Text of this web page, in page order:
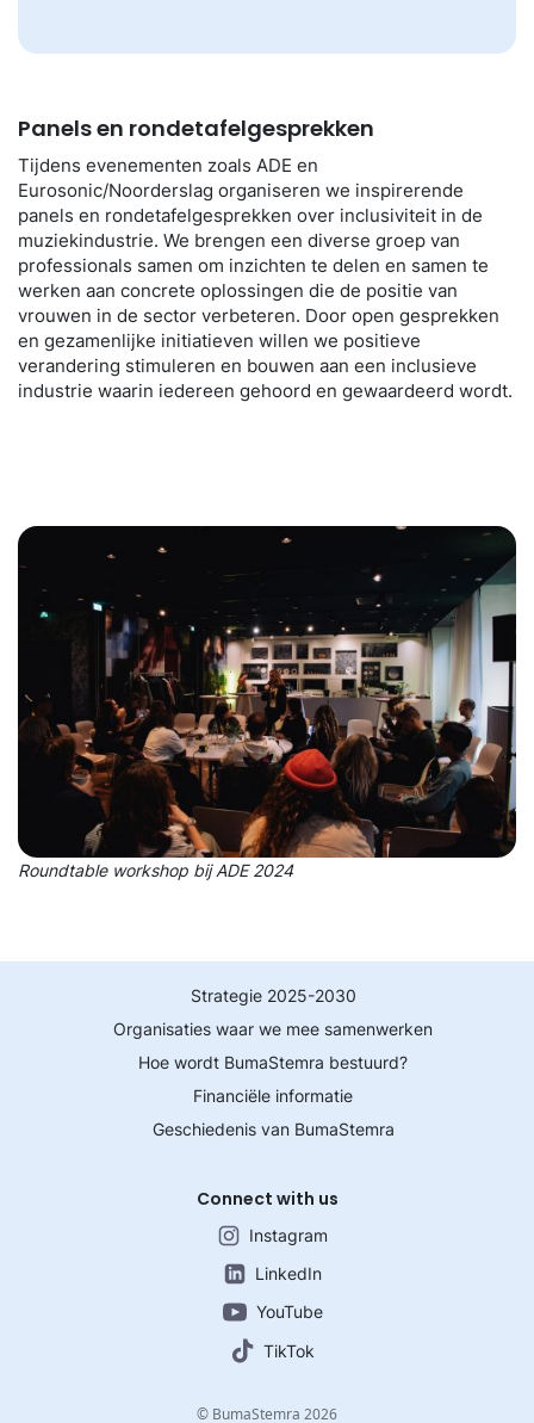
Panels en rondetafelgesprekken
Tijdens evenementen zoals ADE en
Eurosonic/Noorderslag organiseren we inspirerende
panels en rondetafelgesprekken over inclusiviteit in de
muziekindustrie. We brengen een diverse groep van
professionals samen om inzichten te delen en samen te
werken aan concrete oplossingen die de positie van
vrouwen in de sector verbeteren. Door open gesprekken
en gezamenlijke initiatieven willen we positieve
verandering stimuleren en bouwen aan een inclusieve
industrie waarin iedereen gehoord en gewaardeerd wordt.
Roundtable workshop bij ADE 2024
Strategie 2025-2030
Organisaties waar we mee samenwerken
Hoe wordt BumaStemra bestuurd?
Financiële informatie
Geschiedenis van BumaStemra
Connect with us
Instagram
LinkedIn
YouTube
TikTok
© BumaStemra 2026